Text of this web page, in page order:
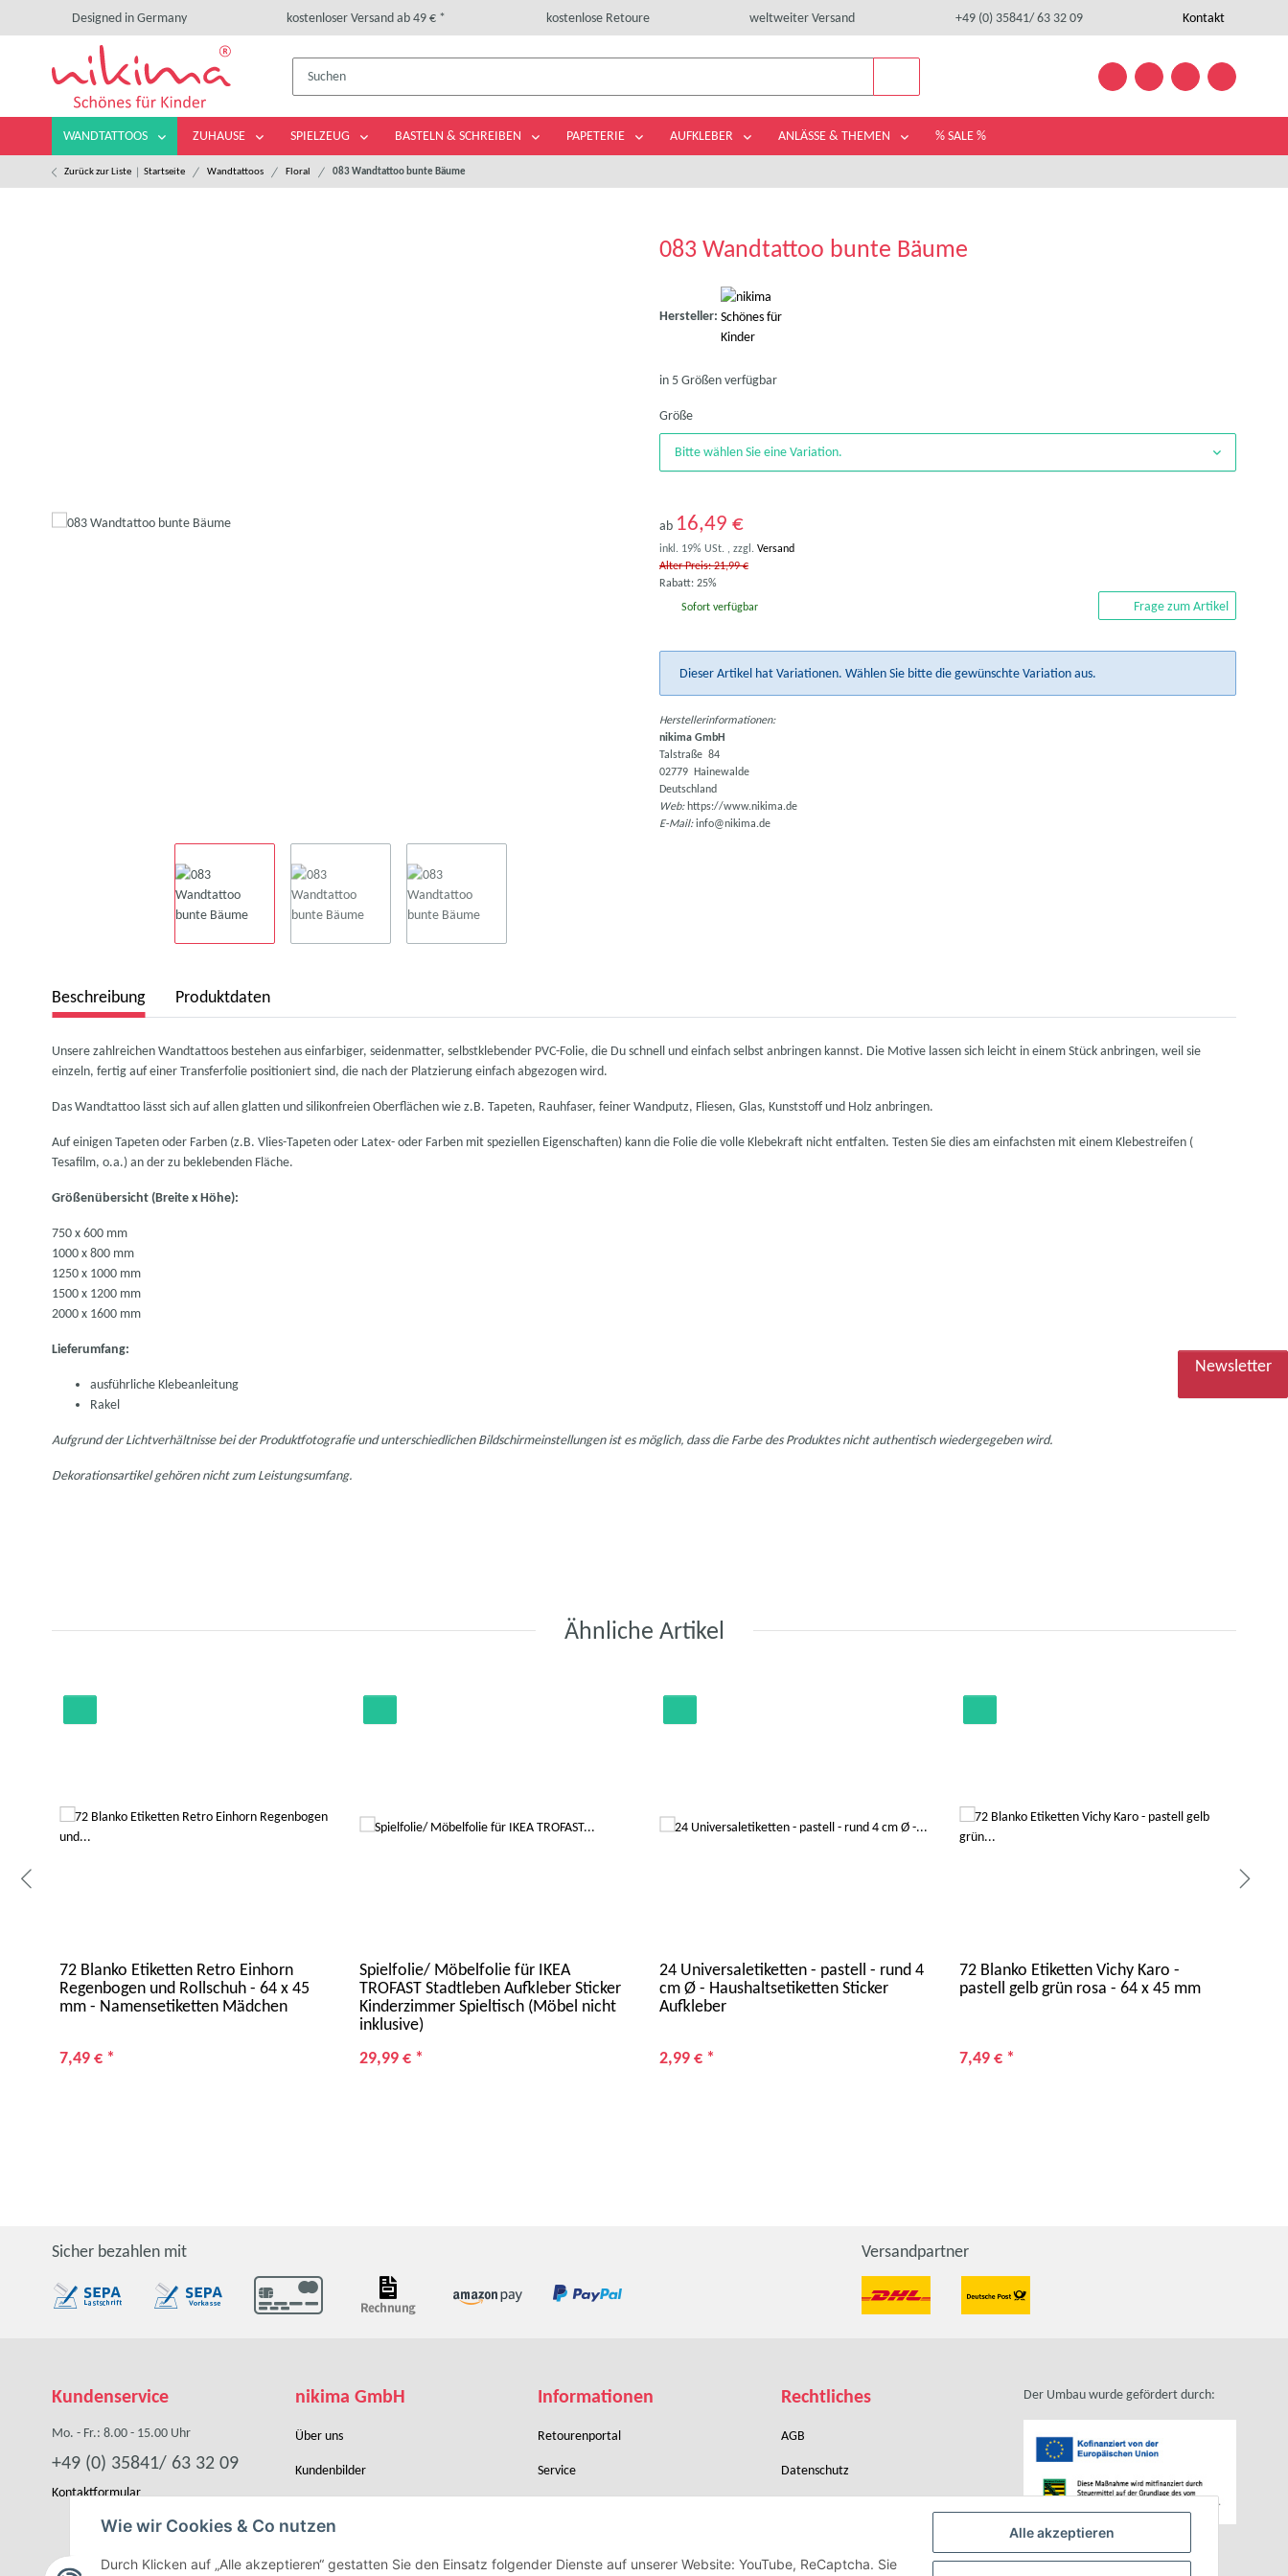
Alle akzeptieren
Wie wir Cookies & Co nutzen
Durch Klicken auf „Alle akzeptieren“ gestatten Sie den Einsatz folgender Dienste auf unserer Website: YouTube, ReCaptcha. Sie
Designed in Germany kostenloser Versand ab 49 € * kostenlose Retoure weltweiter Versand +49 (0) 35841/ 63 32 09 Kontakt
WANDTATTOOS ZUHAUSE SPIELZEUG BASTELN & SCHREIBEN PAPETERIE AUFKLEBER ANLÄSSE & THEMEN % SALE %
Zurück zur Liste Startseite Wandtattoos Floral 083 Wandtattoo bunte Bäume
083 Wandtattoo bunte Bäume
Hersteller:
in 5 Größen verfügbar
Größe
Bitte wählen Sie eine Variation.
ab 16,49 €
inkl. 19% USt. , zzgl. Versand
Alter Preis: 21,99 €
Rabatt: 25%
Sofort verfügbar
Frage zum Artikel
xDieser Artikel hat Variationen. Wählen Sie bitte die gewünschte Variation aus.
Herstellerinformationen:
nikima GmbH
Talstraße 84
02779 Hainewalde
Deutschland
Web:https://www.nikima.de
E-Mail:info@nikima.de
Beschreibung Produktdaten
Unsere zahlreichen Wandtattoos bestehen aus einfarbiger, seidenmatter, selbstklebender PVC-Folie, die Du schnell und einfach selbst anbringen kannst. Die Motive lassen sich leicht in einem Stück anbringen, weil sie
einzeln, fertig auf einer Transferfolie positioniert sind, die nach der Platzierung einfach abgezogen wird.
Das Wandtattoo lässt sich auf allen glatten und silikonfreien Oberflächen wie z.B. Tapeten, Rauhfaser, feiner Wandputz, Fliesen, Glas, Kunststoff und Holz anbringen.
Auf einigen Tapeten oder Farben (z.B. Vlies-Tapeten oder Latex- oder Farben mit speziellen Eigenschaften) kann die Folie die volle Klebekraft nicht entfalten. Testen Sie dies am einfachsten mit einem Klebestreifen (
Tesafilm, o.a.) an der zu beklebenden Fläche.
Größenübersicht (Breite x Höhe):
750 x 600 mm
1000 x 800 mm
1250 x 1000 mm
1500 x 1200 mm
2000 x 1600 mm
Lieferumfang:
ausführliche Klebeanleitung
Rakel
Aufgrund der Lichtverhältnisse bei der Produktfotografie und unterschiedlichen Bildschirmeinstellungen ist es möglich, dass die Farbe des Produktes nicht authentisch wiedergegeben wird.
Dekorationsartikel gehören nicht zum Leistungsumfang.
Ähnliche Artikel
72 Blanko Etiketten Retro Einhorn
Regenbogen und Rollschuh - 64 x 45
mm - Namensetiketten Mädchen
7,49 € *
Spielfolie/ Möbelfolie für IKEA
TROFAST Stadtleben Aufkleber Sticker
Kinderzimmer Spieltisch (Möbel nicht
inklusive)
29,99 € *
24 Universaletiketten - pastell - rund 4
cm Ø - Haushaltsetiketten Sticker
Aufkleber
2,99 € *
72 Blanko Etiketten Vichy Karo -
pastell gelb grün rosa - 64 x 45 mm
7,49 € *
Sicher bezahlen mit Versandpartner
Kundenservice
Mo. - Fr.: 8.00 - 15.00 Uhr
+49 (0) 35841/ 63 32 09
Kontaktformular
nikima GmbH
Über uns
Kundenbilder
Kooperation
Informationen
Retourenportal
Service
Widerrufsrecht
Rechtliches
AGB
Datenschutz
Impressum
Der Umbau wurde gefördert durch:
Newsletter